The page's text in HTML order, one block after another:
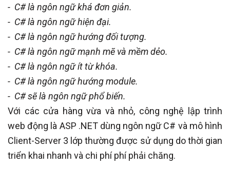
- C# là ngôn ngữ khá đơn giản.
- C# là ngôn ngữ hiện đại.
- C# là ngôn ngữ hướng đối tượng.
- C# là ngôn ngữ mạnh mẽ và mềm dẻo.
- C# là ngôn ngữ ít từ khóa.
- C# là ngôn ngữ hướng module.
- C# sẽ là ngôn ngữ phổ biến.
Với các cửa hàng vừa và nhỏ, công nghệ lập trình
web động là ASP .NET dùng ngôn ngữ C# và mô hình
Client-Server 3 lớp thường được sử dụng do thời gian
triển khai nhanh và chi phí phí phải chăng.